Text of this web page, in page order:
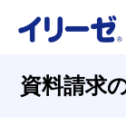
施設を探す
資料請求